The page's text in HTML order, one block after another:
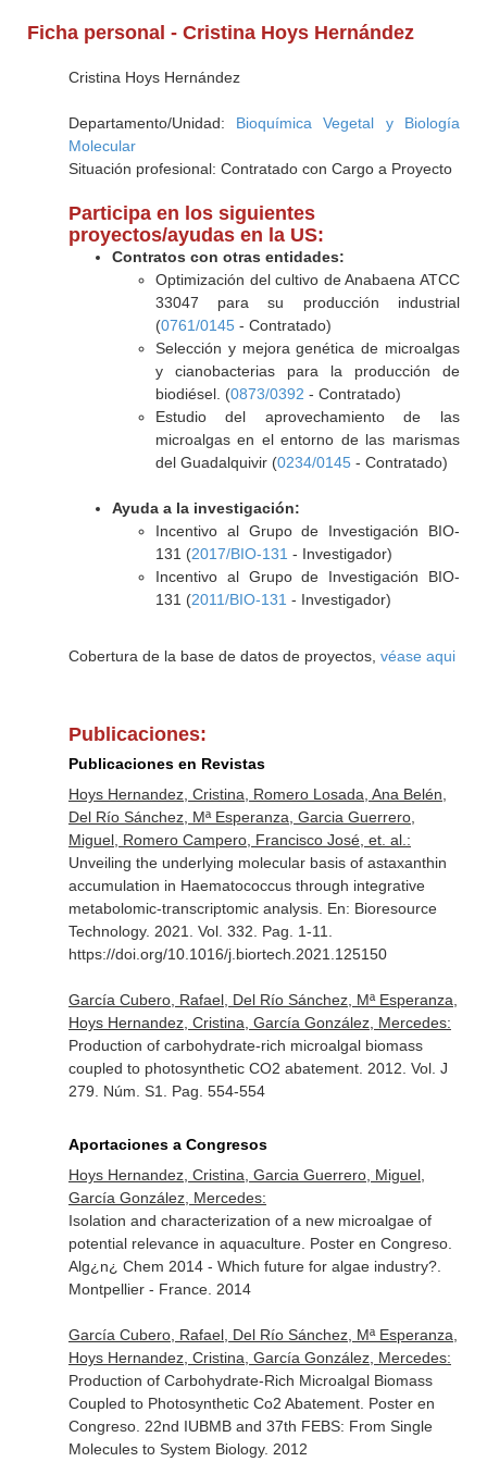
Ficha personal - Cristina Hoys Hernández
Cristina Hoys Hernández
Departamento/Unidad: Bioquímica Vegetal y Biología
Molecular
Situación profesional: Contratado con Cargo a Proyecto
Participa en los siguientes
proyectos/ayudas en la US:
Contratos con otras entidades:
Optimización del cultivo de Anabaena ATCC
33047 para su producción industrial
(0761/0145- Contratado)
Selección y mejora genética de microalgas
y cianobacterias para la producción de
biodiésel. (0873/0392 - Contratado)
Estudio del aprovechamiento de las
microalgas en el entorno de las marismas
del Guadalquivir (0234/0145- Contratado)
Ayuda a la investigación:
Incentivo al Grupo de Investigación BIO-
131 (2017/BIO-131 - Investigador)
Incentivo al Grupo de Investigación BIO-
131 (2011/BIO-131 - Investigador)
Cobertura de la base de datos de proyectos, véase aqui
Publicaciones:
Publicaciones en Revistas
Hoys Hernandez, Cristina, Romero Losada, Ana Belén,
Del Río Sánchez, Mª Esperanza, Garcia Guerrero,
Miguel, Romero Campero, Francisco José, et. al.:
Unveiling the underlying molecular basis of astaxanthin
accumulation in Haematococcus through integrative
metabolomic-transcriptomic analysis. En: Bioresource
Technology. 2021. Vol. 332. Pag. 1-11.
https://doi.org/10.1016/j.biortech.2021.125150
García Cubero, Rafael, Del Río Sánchez, Mª Esperanza,
Hoys Hernandez, Cristina, García González, Mercedes:
Production of carbohydrate-rich microalgal biomass
coupled to photosynthetic CO2 abatement. 2012. Vol. J
279. Núm. S1. Pag. 554-554
Aportaciones a Congresos
Hoys Hernandez, Cristina, Garcia Guerrero, Miguel,
García González, Mercedes:
Isolation and characterization of a new microalgae of
potential relevance in aquaculture. Poster en Congreso.
Alg¿n¿ Chem 2014 - Which future for algae industry?.
Montpellier - France. 2014
García Cubero, Rafael, Del Río Sánchez, Mª Esperanza,
Hoys Hernandez, Cristina, García González, Mercedes:
Production of Carbohydrate-Rich Microalgal Biomass
Coupled to Photosynthetic Co2 Abatement. Poster en
Congreso. 22nd IUBMB and 37th FEBS: From Single
Molecules to System Biology. 2012